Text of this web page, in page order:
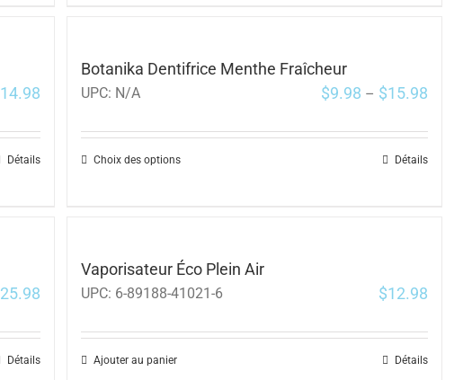
14.98
Détails
Botanika Dentifrice Menthe Fraîcheur
UPC: N/A $9.98 – $15.98
Choix des options Détails
25.98
Détails
Vaporisateur Éco Plein Air
UPC: 6-89188-41021-6 $12.98
Ajouter au panier Détails